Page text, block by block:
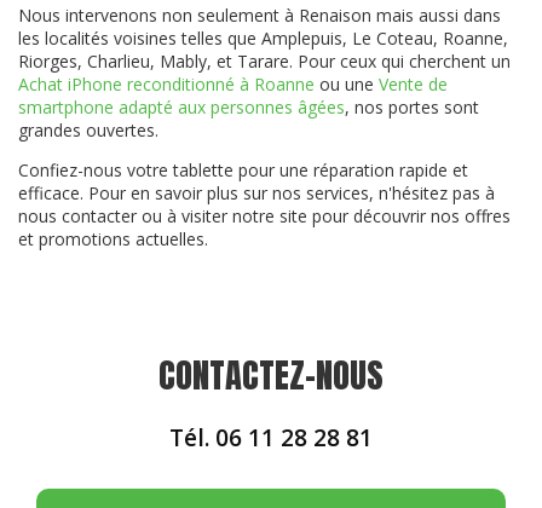
Nous intervenons non seulement à Renaison mais aussi dans
les localités voisines telles que Amplepuis, Le Coteau, Roanne,
Riorges, Charlieu, Mably, et Tarare. Pour ceux qui cherchent un
Achat iPhone reconditionné à Roanne ou une Vente de
smartphone adapté aux personnes âgées, nos portes sont
grandes ouvertes.
Confiez-nous votre tablette pour une réparation rapide et
efficace. Pour en savoir plus sur nos services, n'hésitez pas à
nous contacter ou à visiter notre site pour découvrir nos offres
et promotions actuelles.
CONTACTEZ-NOUS
Tél. 06 11 28 28 81